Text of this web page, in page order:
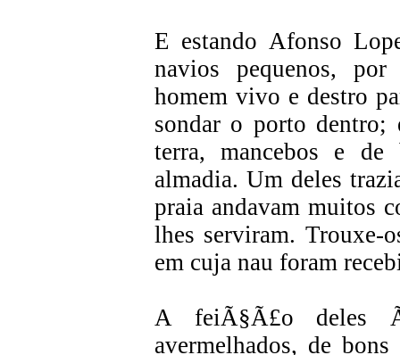
E estando Afonso
navios pequenos,
homem vivo e destro
sondar o porto dentro;
terra, mancebos e de
almadia. Um deles
praia andavam muitos
lhes serviram. Trouxe-
em cuja nau foram
A feiÃ§Ã£o deles
avermelhados, de